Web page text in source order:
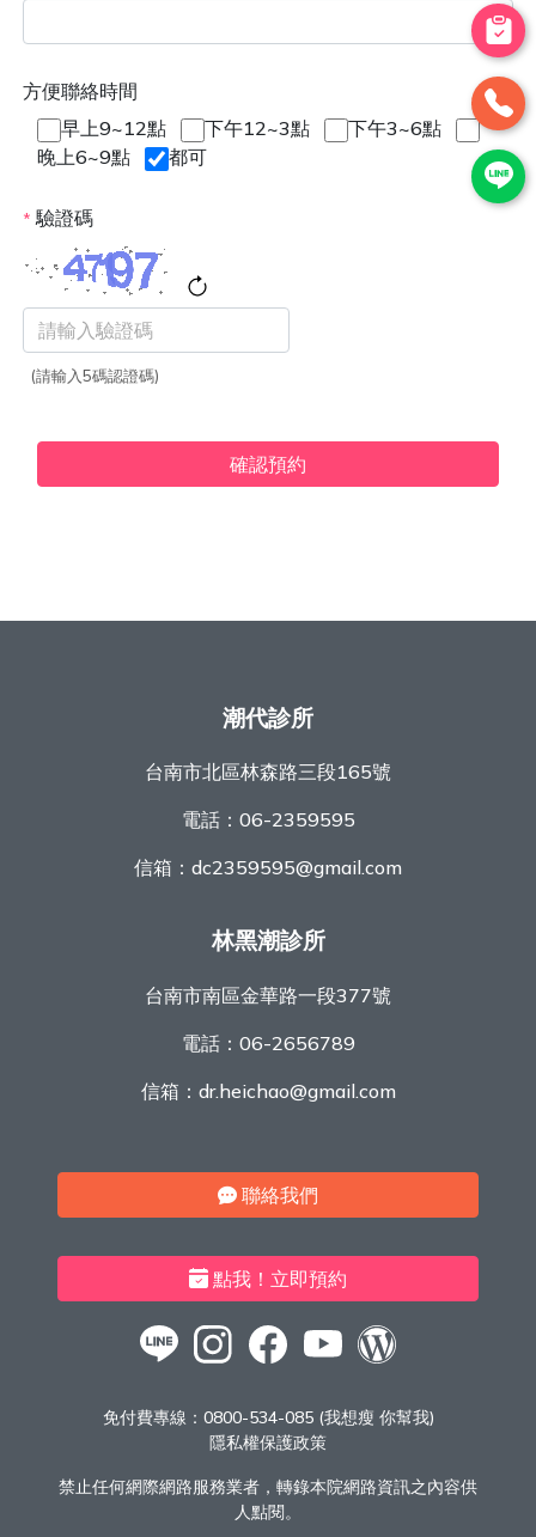
方便聯絡時間
早上9~12點
下午12~3點
下午3~6點
晚上6~9點
都可
* 驗證碼
(請輸入5碼認證碼)
確認預約
潮代診所
台南市北區林森路三段165號
電話： 06-2359595
信箱： dc2359595@gmail.com
林黑潮診所
台南市南區金華路一段377號
電話： 06-2656789
信箱： dr.heichao@gmail.com
聯絡我們
點我！立即預約
免付費專線： 0800-534-085 (我想瘦 你幫我)
隱私權保護政策
禁止任何網際網路服務業者，轉錄本院網路資訊之內容供
人點閱。